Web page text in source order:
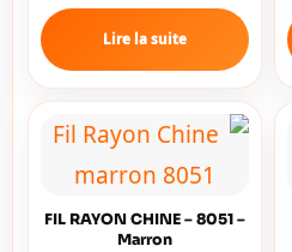
Lire la suite
FIL RAYON CHINE – 8051 –
Marron